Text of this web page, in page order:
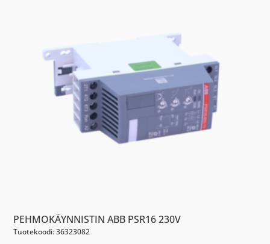
PEHMOKÄYNNISTIN ABB PSR16 230V
Tuotekoodi: 36323082